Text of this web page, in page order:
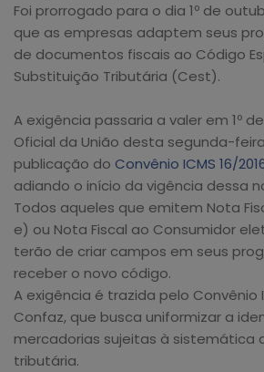
Foi prorrogado para o dia 1º de
que as empresas adaptem seus
de documentos fiscais ao Código
Substituição Tributária (Cest).
A exigência passaria a valer em 1º
Oficial da União desta segunda-
publicação do Convênio ICMS 16/
adiando o início da vigência dessa
Todos aqueles que emitem Nota
e) ou Nota Fiscal ao Consumidor
terão de criar campos em seus
receber o novo código.
A exigência é trazida pelo Convênio
Confaz, que busca uniformizar a
mercadorias sujeitas à sistemática
tributária.